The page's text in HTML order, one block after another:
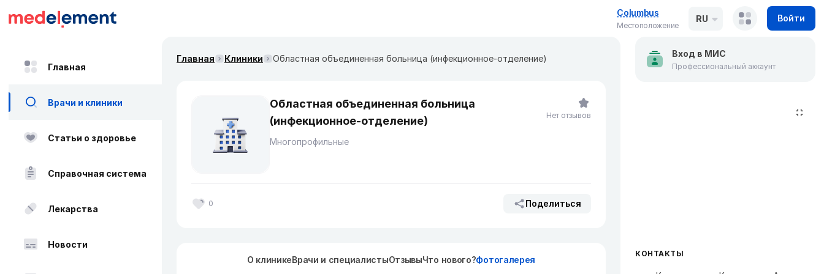
Columbus
Местоположение
RU Войти
Главная
Врачи и клиники
Статьи о здоровье
Справочная система
Лекарства
Новости
Главная Клиники Областная объединенная больница (инфекционное-отделение)
Областная объединенная больница
(инфекционное-отделение)
Многопрофильные
0 Поделиться
Нет отзывов
О клиникеВрачи и специалистыОтзывыЧто нового?Фотогалерея
Вход в МИС
Профессиональный аккаунт
КОНТАКТЫ